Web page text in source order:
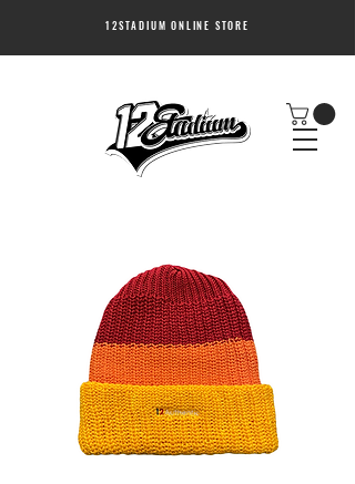
12STADIUM ONLINE STORE